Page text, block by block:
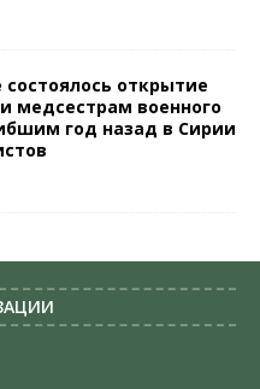
открытие
медсестрам военного
год назад в Сирии